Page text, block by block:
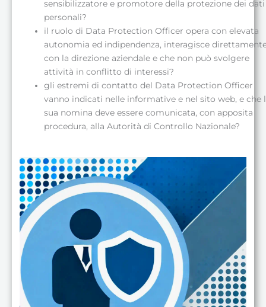
sensibilizzatore e promotore della protezione dei dati
personali?
il ruolo di Data Protection Officer opera con elevata
autonomia ed indipendenza, interagisce
con la direzione aziendale e che non può svolgere
attività in conflitto di interessi?
gli estremi di contatto del Data Protection Officer
vanno indicati nelle informative e nel sito web, e che
sua nomina deve essere comunicata, con apposita
procedura, alla Autorità di Controllo Nazionale?